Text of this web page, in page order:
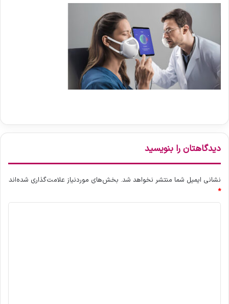
دیدگاهتان را بنویسید
نشانی ایمیل شما منتشر نخواهد شد. بخش‌های موردنیاز علامت‌گذاری شده‌اند
*